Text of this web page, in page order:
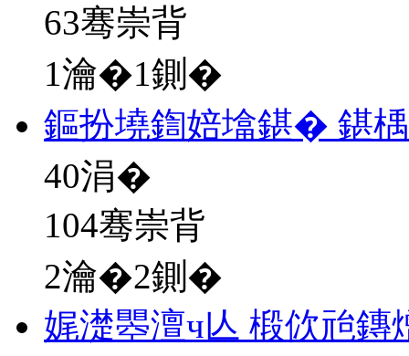
63骞崇背
1瀹�1鍘�
鏂扮墝鍧婄墖鍖� 鍖
40涓�
104骞崇背
2瀹�2鍘�
娓濋瞾澶ч亾 椴佽兘鏄